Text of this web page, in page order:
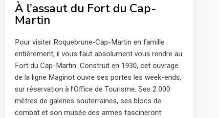
À l’assaut du Fort du Cap-
Martin
Pour visiter Roquebrune-Cap-Martin en famille
entièrement, il vous faut absolument vous rendre au
Fort du Cap-Martin. Construit en 1930, cet ouvrage
de la ligne Maginot ouvre ses portes les week-ends,
sur réservation à l’Office de Tourisme. Ses 2 000
mètres de galeries souterraines, ses blocs de
combat et son musée des armes fascineront